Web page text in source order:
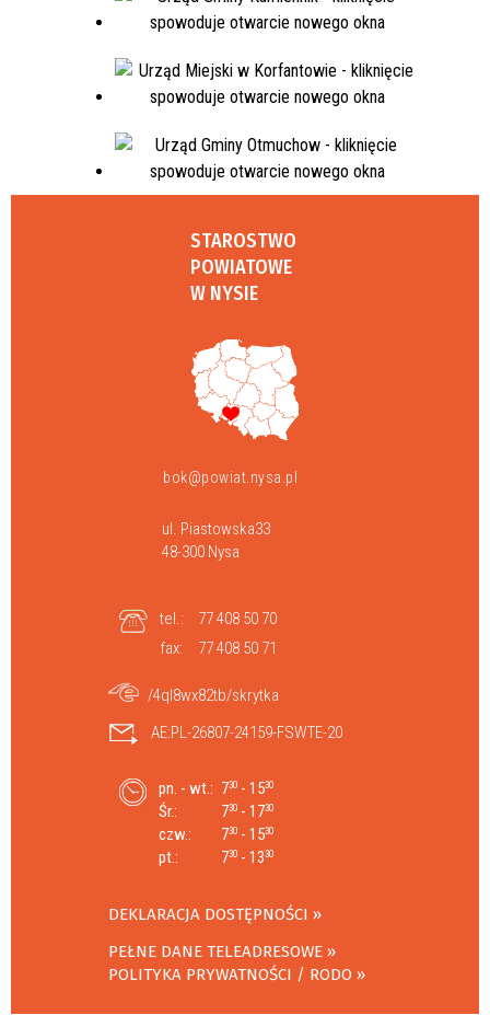
STAROSTWO
POWIATOWE
W NYSIE
bok@powiat.nysa.pl
ul. Piastowska33
48-300 Nysa
tel.:
77 408 50 70
fax:
77 408 50 71
/4ql8wx82tb/skrytka
AE:PL-26807-24159-FSWTE-20
pn. - wt.: 730 - 1530
Śr.: 730 - 1730
czw.: 730 - 1530
pt.: 730 - 1330
DEKLARACJA DOSTĘPNOŚCI
PEŁNE DANE TELEADRESOWE
POLITYKA PRYWATNOŚCI / RODO